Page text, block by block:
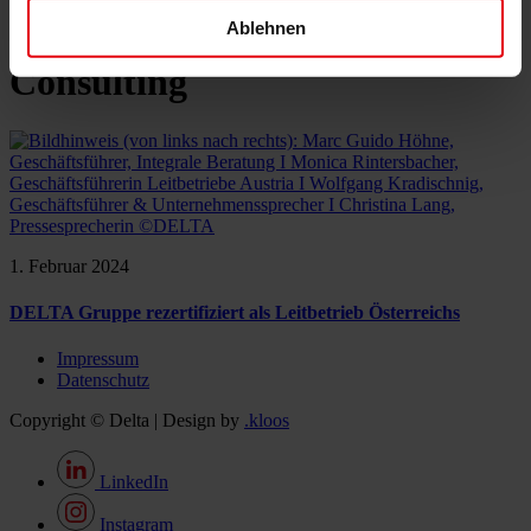
Ablehnen
Consulting
1. Februar 2024
DELTA Gruppe rezertifiziert als Leitbetrieb Österreichs
Impressum
Datenschutz
Copyright © Delta | Design by .kloos
LinkedIn
Instagram